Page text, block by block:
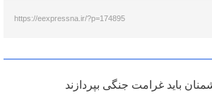
https://eexpressna.ir/?p=174895
باید غرامت جنگی بپردازند